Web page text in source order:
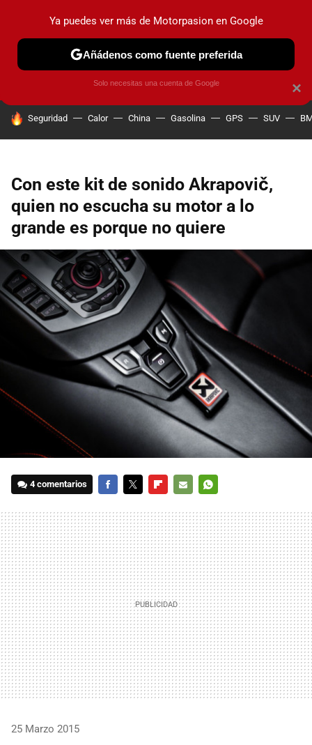
PRUEBAS COCHES ELÉCTRICOS OBSERVATORIO
HOY SE HABLA DE
Seguridad Calor China Gasolina GPS SUV
Con este kit de sonido Akrapovič,
quien no escucha su motor a lo
grande es porque no quiere
4 comentarios
MAIL
25 Marzo 2015
×
Ya puedes ver más de Motorpasion en Google
Añádenos como fuente preferida
Solo necesitas una cuenta de Google